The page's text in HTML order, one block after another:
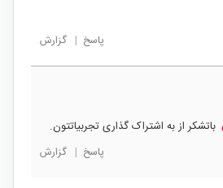
پاسخ | گزارش
باتشکر از به اشتراک گذاری تجربیاتتون.
پاسخ | گزارش